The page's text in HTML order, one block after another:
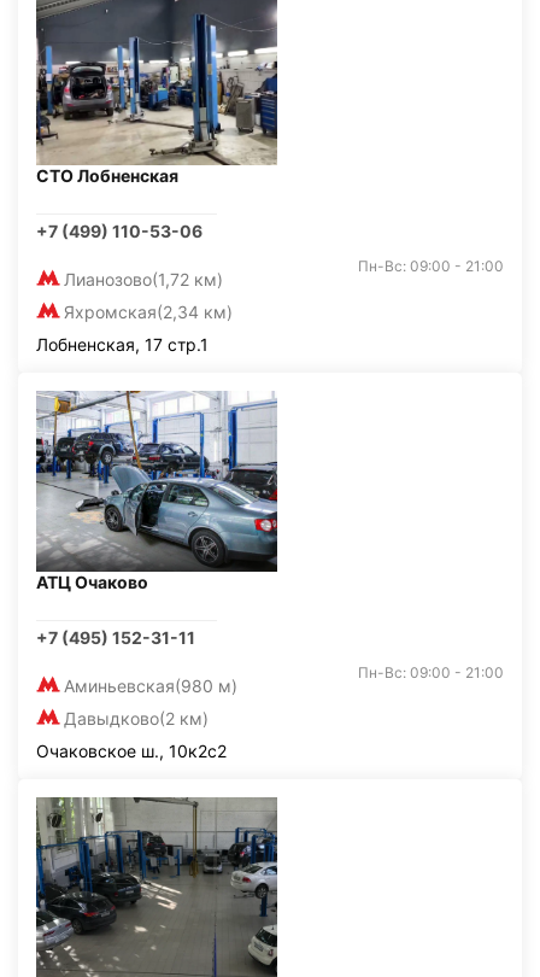
СТО Лобненская
+7 (499) 110-53-06
Лианозово(1,72 км)
Яхромская(2,34 км)
Пн-Вс: 09:00 - 21:00
Лобненская, 17 стр.1
АТЦ Очаково
+7 (495) 152-31-11
Аминьевская(980 м)
Давыдково(2 км)
Пн-Вс: 09:00 - 21:00
Очаковское ш., 10к2с2